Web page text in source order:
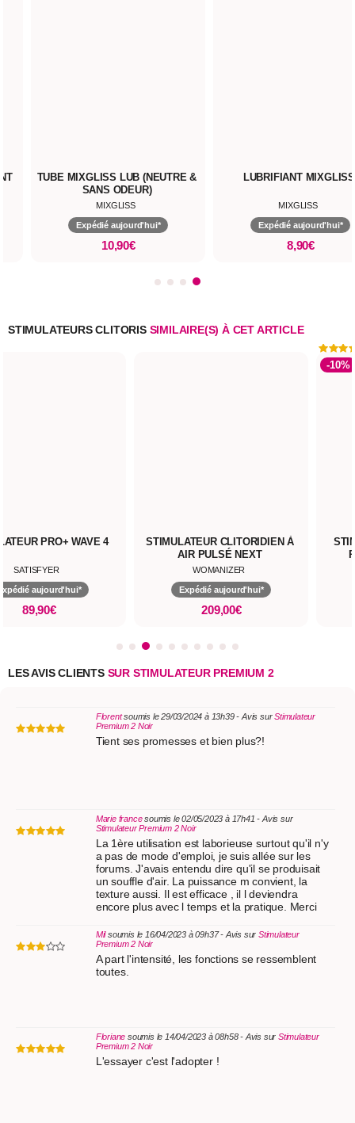
CLEAN - NETTOYANT
SEXTOYS 100 ML
Expédié aujourd'hui*
TUBE MIXGLISS LUB (NEUTRE &
Expédié aujourd'hui*
STIMULATEURS CLITORISSIMILAIRE(S) À CET ARTICLE
PRO+ WAVE 4
SATISFYER
aujourd'hui*
89,90€
STIMULATEUR CLITORIDIEN À
AIR PULSÉ NEXT
WOMANIZER
Expédié aujourd'hui*
209,00€
-10%
LES AVIS CLIENTSSUR STIMULATEUR PREMIUM 2
Florentsoumis le 29/03/2024 à 13h39 - Avis surStimulateur
Premium 2 Noir
Tient ses promesses et bien plus?!
Marie francesoumis le 02/05/2023 à 17h41 - Avis sur
Stimulateur Premium 2 Noir
La 1ère utilisation est laborieuse surtout qu'il n'y
a pas de mode d'emploi, je suis allée sur les
forums. J'avais entendu dire qu'il se produisait
un souffle d'air. La puissance m convient, la
texture aussi. Il est efficace , il l deviendra
encore plus avec l temps et la pratique. Merci
Milsoumis le 16/04/2023 à 09h37 - Avis sur Stimulateur
Premium 2 Noir
A part l'intensité, les fonctions se ressemblent
toutes.
Floriane soumis le 14/04/2023 à 08h58 - Avis sur Stimulateur
Premium 2 Noir
L'essayer c'est l'adopter !